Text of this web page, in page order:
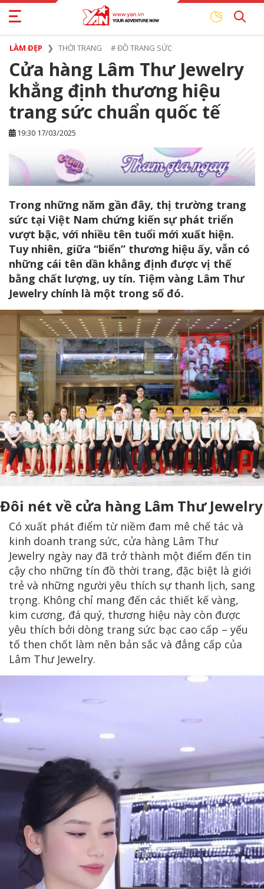
LÀM ĐẸP THỜI TRANG #ĐỒ TRANG SỨC
Cửa hàng Lâm Thư Jewelry
khẳng định thương hiệu
trang sức chuẩn quốc tế
19:30 17/03/2025
Trong những năm gần đây, thị trường trang
sức tại Việt Nam chứng kiến sự phát triển
vượt bậc, với nhiều tên tuổi mới xuất hiện.
Tuy nhiên, giữa “biển” thương hiệu ấy, vẫn có
những cái tên dần khẳng định được vị thế
bằng chất lượng, uy tín. Tiệm vàng Lâm Thư
Jewelry chính là một trong số đó.
Đôi nét về cửa hàng Lâm Thư Jewelry
Có xuất phát điểm từ niềm đam mê chế tác và
kinh doanh trang sức, cửa hàng Lâm Thư
Jewelry ngày nay đã trở thành một điểm đến tin
cậy cho những tín đồ thời trang, đặc biệt là giới
trẻ và những người yêu thích sự thanh lịch, sang
trọng. Không chỉ mang đến các thiết kế vàng,
kim cương, đá quý, thương hiệu này còn được
yêu thích bởi dòng trang sức bạc cao cấp – yếu
tố then chốt làm nên bản sắc và đẳng cấp của
Lâm Thư Jewelry.